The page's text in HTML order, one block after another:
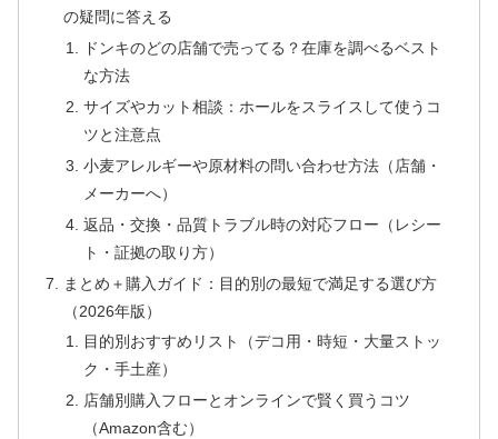
の疑問に答える
ドンキのどの店舗で売ってる？在庫を調べるベスト
な方法
サイズやカット相談：ホールをスライスして使うコ
ツと注意点
小麦アレルギーや原材料の問い合わせ方法（店舗・
メーカーへ）
返品・交換・品質トラブル時の対応フロー（レシー
ト・証拠の取り方）
まとめ＋購入ガイド：目的別の最短で満足する選び方
（2026年版）
目的別おすすめリスト（デコ用・時短・大量ストッ
ク・手土産）
店舗別購入フローとオンラインで賢く買うコツ
（Amazon含む）